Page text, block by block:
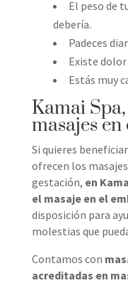
El peso de
debería.
Padeces
Existe
Estás muy
Kamai
masajes
Si quieres
ofrecen los
gestación, en
el masaje en el
disposición para
molestias que
Contamos con
acreditadas en